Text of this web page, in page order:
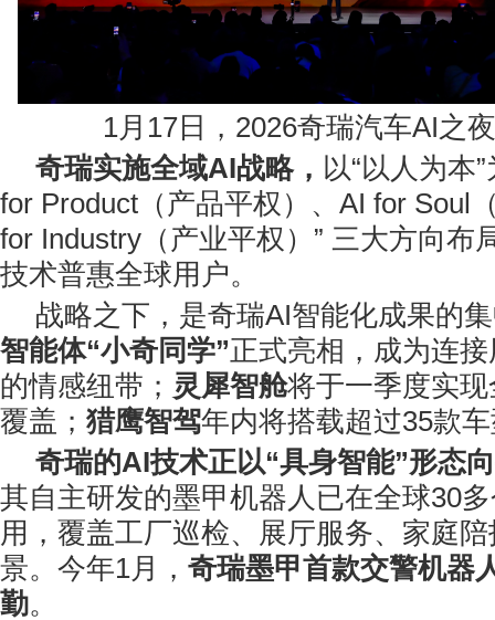
1月17日，2026奇瑞汽车AI之
奇瑞实施全域AI战略， 以“以人为本
for Product（产品平权）、AI for Soul
for Industry（产业平权）” 三大方向布
技术普惠全球用户。
战略之下，是奇瑞AI智能化成果的
智能体“小奇同学”正式亮相，成为连
的情感纽带； 灵犀智舱将于一季度实
覆盖； 猎鹰智驾年内将搭载超过35款
奇瑞的AI技术正以“具身智能”形态
其自主研发的墨甲机器人已在全球30
用，覆盖工厂巡检、展厅服务、家庭
景。今年1月， 奇瑞墨甲首款交警机器
勤。